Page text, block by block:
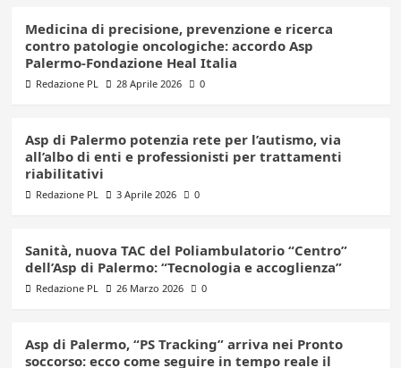
Medicina di precisione, prevenzione e ricerca
contro patologie oncologiche: accordo Asp
Palermo-Fondazione Heal Italia
Redazione PL 28 Aprile 2026 0
Asp di Palermo potenzia rete per l’autismo, via
all’albo di enti e professionisti per trattamenti
riabilitativi
Redazione PL 3 Aprile 2026 0
Sanità, nuova TAC del Poliambulatorio “Centro”
dell’Asp di Palermo: “Tecnologia e accoglienza”
Redazione PL 26 Marzo 2026 0
Asp di Palermo, “PS Tracking” arriva nei Pronto
soccorso: ecco come seguire in tempo reale il